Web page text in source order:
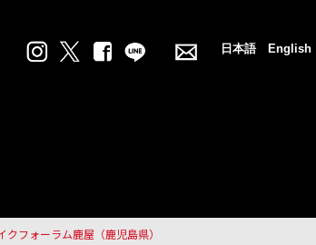
日本語 English
クフォーラム鹿屋（鹿児島県）